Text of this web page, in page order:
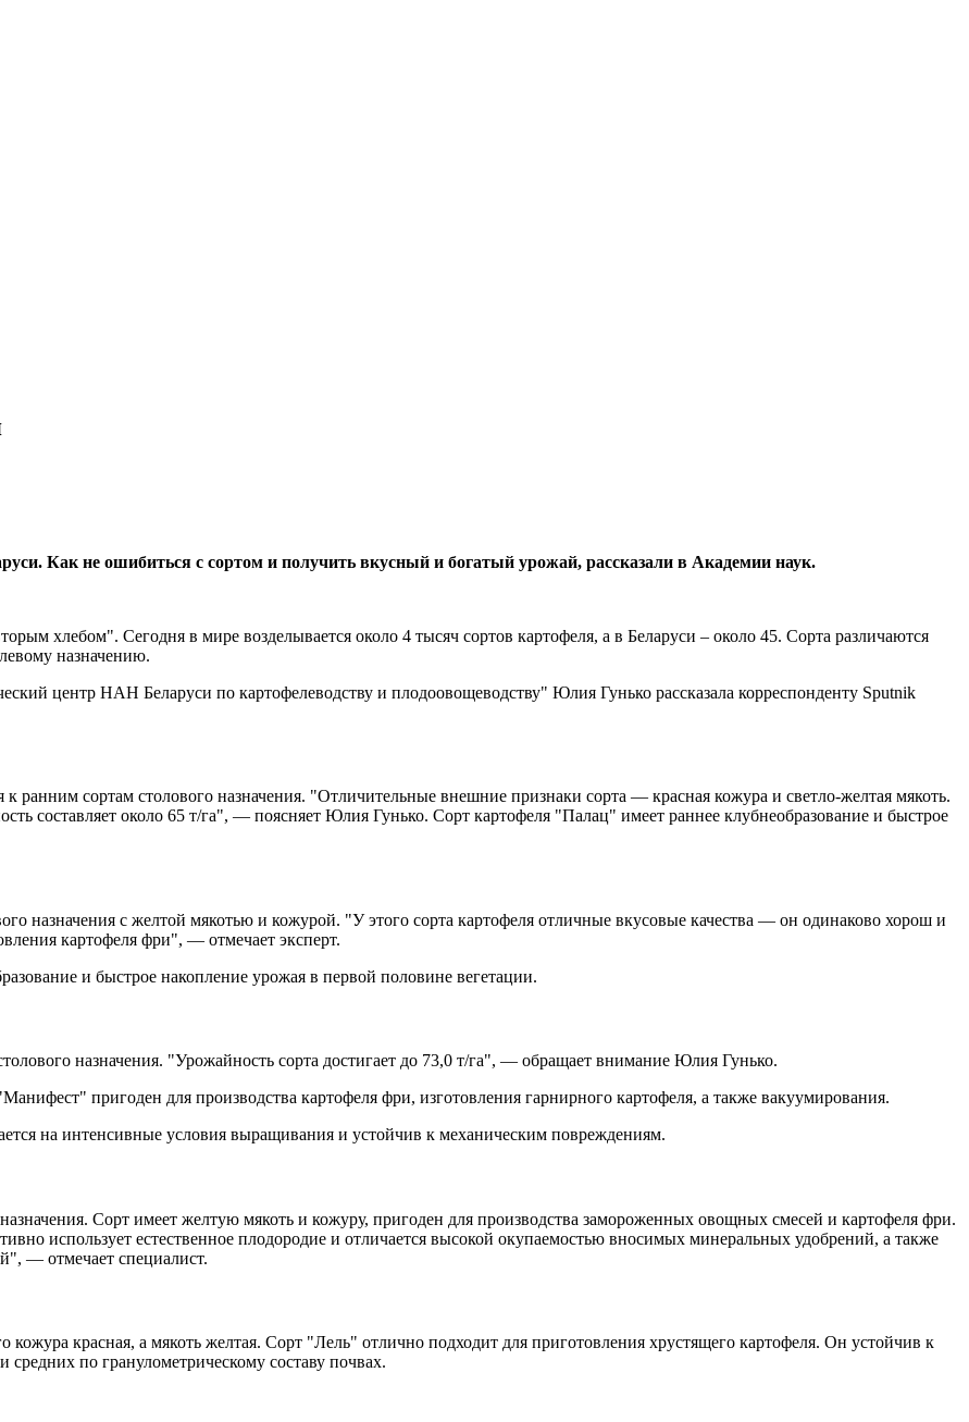
Как не ошибиться с сортом и получить вкусный и богатый урожай, рассказали в Академии наук.
хлебом". Сегодня в мире возделывается около 4 тысяч сортов картофеля, а в Беларуси – около 45. Сорта различаются
назначению.
центр НАН Беларуси по картофелеводству и плодоовощеводству" Юлия Гунько рассказала корреспонденту Sputnik
к ранним сортам столового назначения. "Отличительные внешние признаки сорта — красная кожура и светло-желтая мякоть.
составляет около 65 т/га", — поясняет Юлия Гунько. Сорт картофеля "Палац" имеет раннее клубнеобразование и быстрое
назначения с желтой мякотью и кожурой. "У этого сорта картофеля отличные вкусовые качества — он одинаково хорош и
картофеля фри", — отмечает эксперт.
и быстрое накопление урожая в первой половине вегетации.
назначения. "Урожайность сорта достигает до 73,0 т/га", — обращает внимание Юлия Гунько.
пригоден для производства картофеля фри, изготовления гарнирного картофеля, а также вакуумирования.
на интенсивные условия выращивания и устойчив к механическим повреждениям.
Сорт имеет желтую мякоть и кожуру, пригоден для производства замороженных овощных смесей и картофеля фри.
использует естественное плодородие и отличается высокой окупаемостью вносимых минеральных удобрений, а также
— отмечает специалист.
кожура красная, а мякоть желтая. Сорт "Лель" отлично подходит для приготовления хрустящего картофеля. Он устойчив к
по гранулометрическому составу почвах.